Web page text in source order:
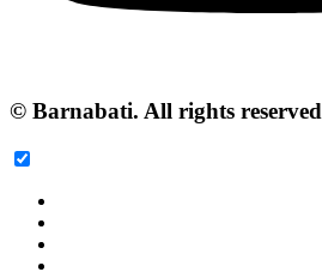
© Barnabati. All rights reserved